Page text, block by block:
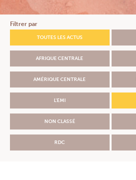
République Démocratique du Congo
RESSOURCES DOCUMENTAIRES
Documents & Formulaires
Guide pratique Responsables de Groupe
Prévention santé
Prières
Newsletters
FAQ
Filtrer par
TOUTES LES ACTUS
AFRIQUE CENTRALE
AMÉRIQUE CENTRALE
L'EMI
NON CLASSÉ
RDC